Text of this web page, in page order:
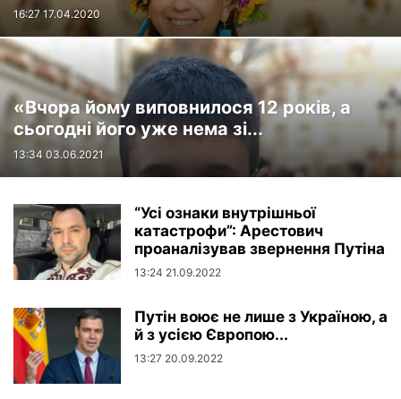
16:27 17.04.2020
«Вчора йому виповнилося 12 років, а
сьогодні його уже нема зі...
13:34 03.06.2021
“Усі ознаки внутрішньої
катастрофи”: Арестович
проаналізував звернення Путіна
13:24 21.09.2022
Путін воює не лише з Україною, а
й з усією Європою...
13:27 20.09.2022